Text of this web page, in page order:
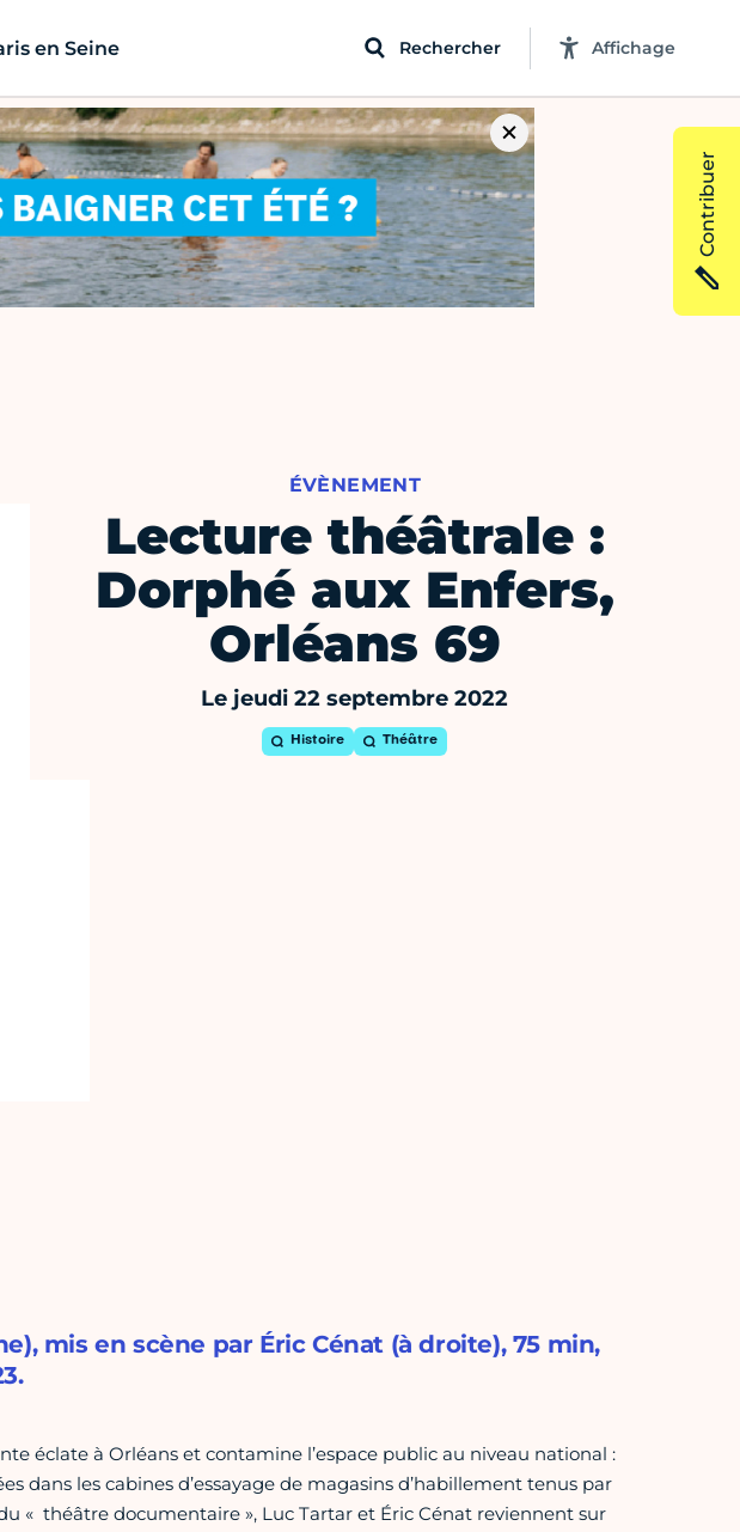
en Seine Rechercher Affichage
ÉVÈNEMENT
Lecture théâtrale :
Dorphé aux Enfers,
Orléans 69
Le jeudi 22 septembre 2022
Histoire Théâtre
mis en scène par Éric Cénat (à droite), 75 min,
éclate à Orléans et contamine l’espace public au niveau national :
dans les cabines d’essayage de magasins d’habillement tenus par
« théâtre documentaire », Luc Tartar et Éric Cénat reviennent sur
Contribuer